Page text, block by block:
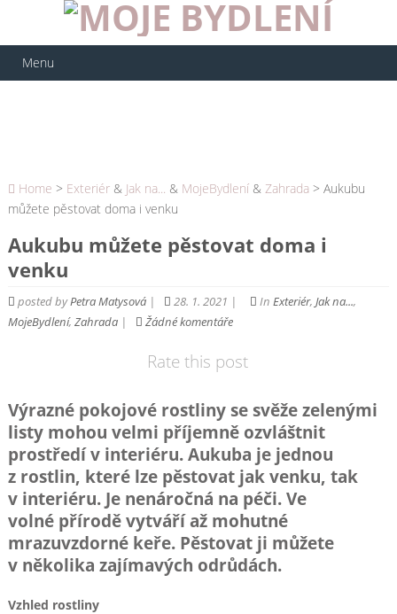
Menu
Home > Exteriér& Jak na... & MojeBydlení& Zahrada > Aukubu
můžete pěstovat doma i venku
Aukubu můžete pěstovat doma i
venku
posted byPetra Matysová| 28. 1. 2021 | In Exteriér, Jak na...,
MojeBydlení, Zahrada| Žádné komentáře
Rate this post
Výrazné pokojové rostliny se svěže zelenými
listy mohou velmi příjemně ozvláštnit
prostředí v interiéru. Aukuba je jednou
z rostlin, které lze pěstovat jak venku, tak
v interiéru. Je nenáročná na péči. Ve
volné přírodě vytváří až mohutné
mrazuvzdorné keře. Pěstovat ji můžete
v několika zajímavých odrůdách.
Vzhled rostliny